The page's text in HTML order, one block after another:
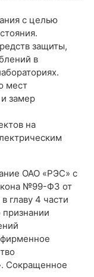
с целью
защиты,
в
мест
замер
на
ОАО «РЭС» с
№99-ФЗ от
главу 4 части
Сокращенное